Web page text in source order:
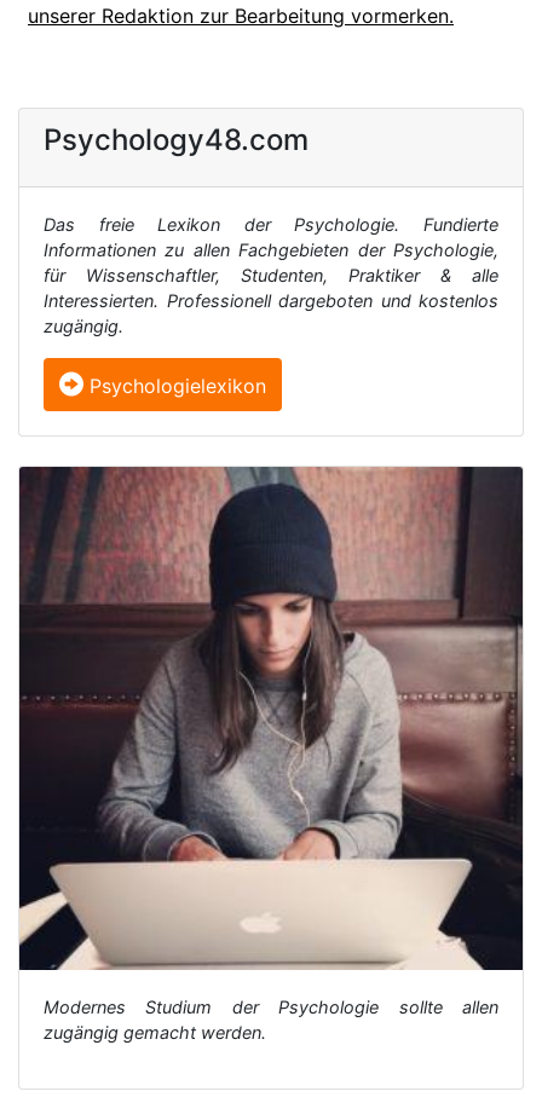
unserer Redaktion zur Bearbeitung vormerken.
Psychology48.com
Das freie Lexikon der Psychologie. Fundierte
Informationen zu allen Fachgebieten der Psychologie,
für Wissenschaftler, Studenten, Praktiker & alle
Interessierten. Professionell dargeboten und kostenlos
zugängig.
Psychologielexikon
Modernes Studium der Psychologie sollte allen
zugängig gemacht werden.